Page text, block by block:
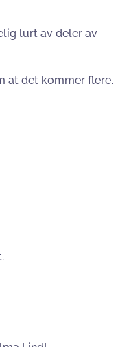
lurt av deler av
at det kommer flere.